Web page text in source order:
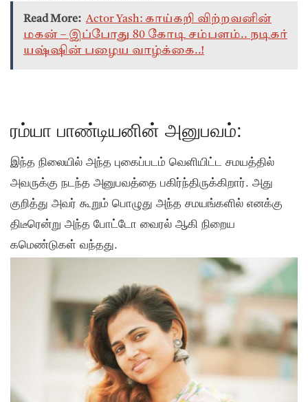
Read More: Actor Yash: காய்கறி விற்றவனின்
மகன் – இப்போது 80 கோடி சம்பளம்.. நடிகர்
யஷ்ஷின் பழைய வாழ்க்கை..!
ரம்யா பாண்டியனின் அனுபவம்:
இந்த நிலையில் அந்த புகைப்படம் வெளியிட்ட சமயத்தில்
அவருக்கு நடந்த அனுபவத்தை பகிர்ந்திருக்கிறார். அது
குறித்து அவர் கூறும் பொழுது அந்த சமயங்களில் எனக்கு
திடீரென்று அந்த போட்டோ வைரல் ஆகி நிறைய
கமெண்டுகள் வந்தது.